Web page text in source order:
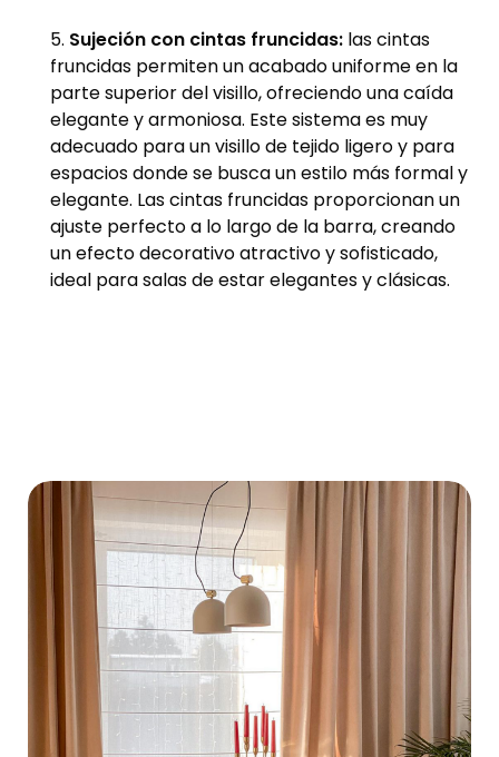
Sujeción con cintas fruncidas: las cintas
fruncidas permiten un acabado uniforme en la
parte superior del visillo, ofreciendo una caída
elegante y armoniosa. Este sistema es muy
adecuado para un visillo de tejido ligero y para
espacios donde se busca un estilo más formal y
elegante. Las cintas fruncidas proporcionan un
ajuste perfecto a lo largo de la barra, creando
un efecto decorativo atractivo y sofisticado,
ideal para salas de estar elegantes y clásicas.